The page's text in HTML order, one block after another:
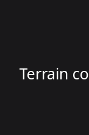
Terrain